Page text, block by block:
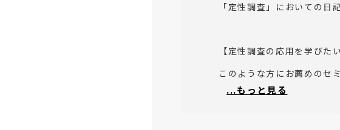
「定性調査」においての日
【定性調査の応用を学びた
このような方にお薦めのセ
...もっと見る